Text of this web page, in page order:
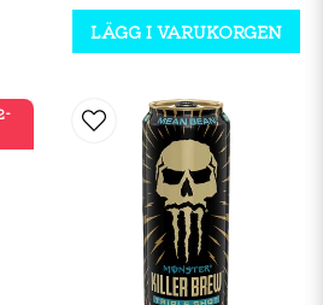
LÄGG I VARUKORGEN